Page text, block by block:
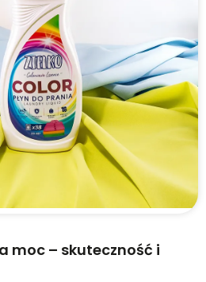
moc – skuteczność i